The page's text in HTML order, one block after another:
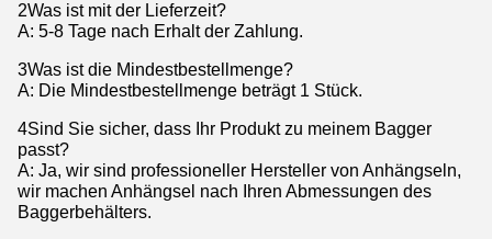
2Was ist mit der Lieferzeit?
A: 5-8 Tage nach Erhalt der Zahlung.
3Was ist die Mindestbestellmenge?
A: Die Mindestbestellmenge beträgt 1 Stück.
4Sind Sie sicher, dass Ihr Produkt zu meinem Bagger
passt?
A: Ja, wir sind professioneller Hersteller von Anhängseln,
wir machen Anhängsel nach Ihren Abmessungen des
Baggerbehälters.